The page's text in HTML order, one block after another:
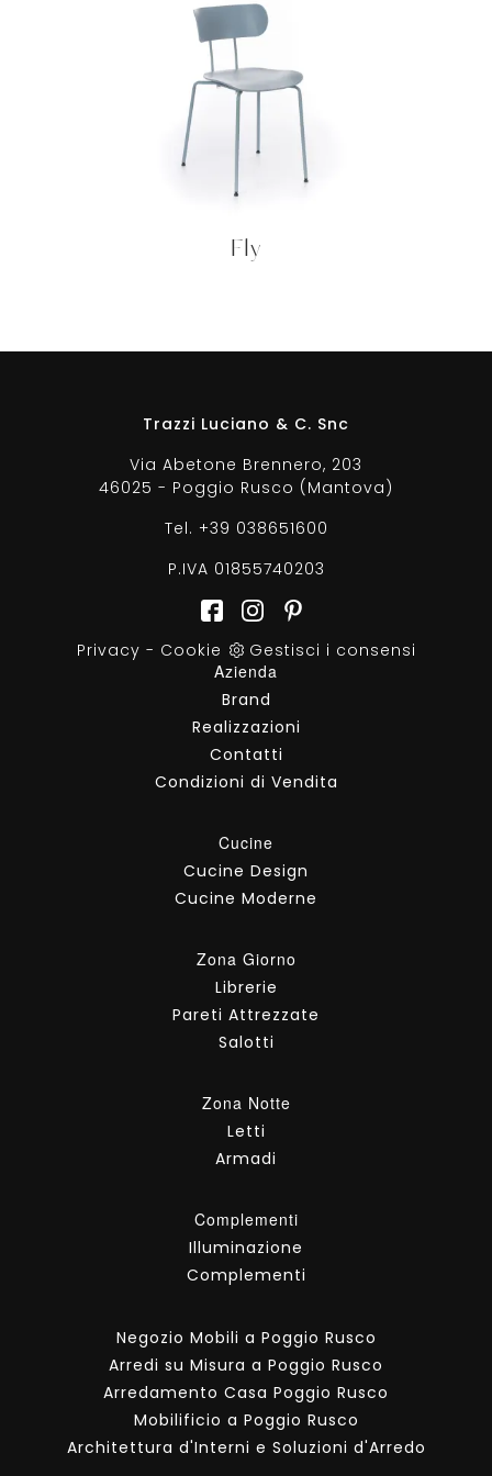
Fly
Trazzi Luciano & C. Snc
Via Abetone Brennero, 203
46025 - Poggio Rusco (Mantova)
Tel. +39 038651600
P.IVA 01855740203
Privacy - Cookie
Gestisci i consensi
Azienda
Brand
Realizzazioni
Contatti
Condizioni di Vendita
Cucine
Cucine Design
Cucine Moderne
Zona Giorno
Librerie
Pareti Attrezzate
Salotti
Zona Notte
Letti
Armadi
Complementi
Illuminazione
Complementi
Negozio Mobili a Poggio Rusco
Arredi su Misura a Poggio Rusco
Arredamento Casa Poggio Rusco
Mobilificio a Poggio Rusco
Architettura d'Interni e Soluzioni d'Arredo